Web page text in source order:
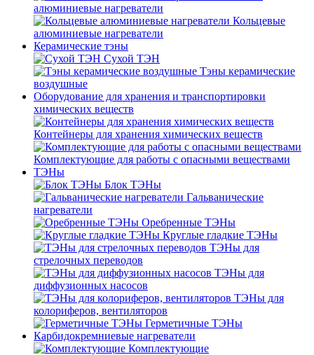
алюминиевые нагреватели
Кольцевые
алюминиевые нагреватели
Керамические тэны
Сухой ТЭН
Тэны керамические
воздушные
Оборудование для хранения и транспортировки
химических веществ
Контейнеры для хранения химических веществ
Комплектующие для работы с опасными веществами
ТЭНы
Блок ТЭНы
Гальванические
нагреватели
Оребренные ТЭНы
Круглые гладкие ТЭНы
ТЭНы для
стрелочных переводов
ТЭНы для
диффузионных насосов
ТЭНы для
колориферов, вентиляторов
Герметичные ТЭНы
Карбидокремниевые нагреватели
Комплектующие